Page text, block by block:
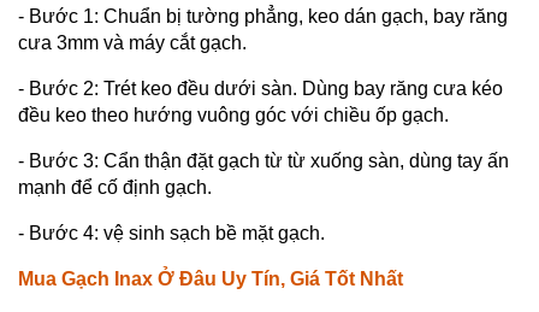
- Bước 1: Chuẩn bị tường phẳng, keo dán gạch, bay răng
cưa 3mm và máy cắt gạch.
- Bước 2: Trét keo đều dưới sàn. Dùng bay răng cưa kéo
đều keo theo hướng vuông góc với chiều ốp gạch.
- Bước 3: Cẩn thận đặt gạch từ từ xuống sàn, dùng tay ấn
mạnh để cố định gạch.
- Bước 4: vệ sinh sạch bề mặt gạch.
Mua Gạch Inax Ở Đâu Uy Tín, Giá Tốt Nhất